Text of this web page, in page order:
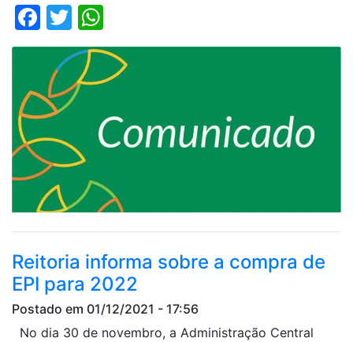
Facebook
Twitter
Reitoria informa sobre a compra de
EPI para 2022
Postado em 01/12/2021 - 17:56
No dia 30 de novembro, a Administração Central